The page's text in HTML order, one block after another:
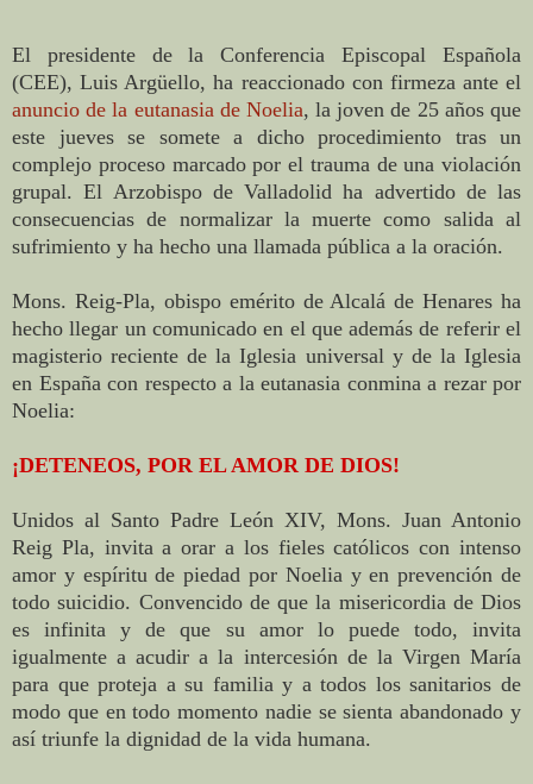
El presidente de la Conferencia Episcopal Española
(CEE), Luis Argüello, ha reaccionado con firmeza ante el
anuncio de la eutanasia de Noelia, la joven de 25 años que
este jueves se somete a dicho procedimiento tras un
complejo proceso marcado por el trauma de una violación
grupal. El Arzobispo de Valladolid ha advertido de las
consecuencias de normalizar la muerte como salida al
sufrimiento y ha hecho una llamada pública a la oración.
Mons. Reig-Pla, obispo emérito de Alcalá de Henares ha
hecho llegar un comunicado en el que además de referir el
magisterio reciente de la Iglesia universal y de la Iglesia
en España con respecto a la eutanasia conmina a rezar por
Noelia:
¡DETENEOS, POR EL AMOR DE DIOS!
Unidos al Santo Padre León XIV, Mons. Juan Antonio
Reig Pla, invita a orar a los fieles católicos con intenso
amor y espíritu de piedad por Noelia y en prevención de
todo suicidio. Convencido de que la misericordia de Dios
es infinita y de que su amor lo puede todo, invita
igualmente a acudir a la intercesión de la Virgen María
para que proteja a su familia y a todos los sanitarios de
modo que en todo momento nadie se sienta abandonado y
así triunfe la dignidad de la vida humana.